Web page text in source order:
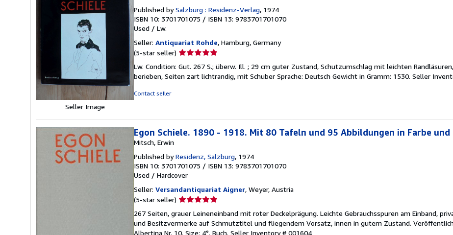
Seller Image
Published bySalzburg : Residenz-Verlag, 1974
ISBN 10: 3701701075 / ISBN 13: 9783701701070
Used / Lw.
Seller: Antiquariat Rohde, Hamburg, Germany
(5-star seller) Seller
5
out
Lw. Condition: Gut. 267 S.; überw. Ill. ; 29 cm guter Zustand, Schutzumschlag mit leichten
berieben, Seiten zart lichtrandig, mit Schuber Sprache: Deutsch Gewicht in Gramm: 1530. Seller
Contact seller
Egon Schiele. 1890 - 1918. Mit 80 Tafeln und 95 Abbildungen in Farbe und
Mitsch, Erwin
Published byResidenz, Salzburg, 1974
ISBN 10: 3701701075 / ISBN 13: 9783701701070
Used / Hardcover
Seller: Versandantiquariat Aigner, Weyer, Austria
(5-star seller) Seller
5
out
267 Seiten, grauer Leineneinband mit roter Deckelprägung. Leichte Gebrauchsspuren am Einband,
und Besitzvermerke auf Schmutztitel und fliegendem Vorsatz, innen in gutem Zustand.
Albertina Nr. 10. Size: 4°. Buch. Seller Inventory # 001604